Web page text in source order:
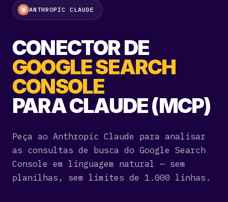
ANTHROPIC CLAUDE
CONECTOR DE
GOOGLE SEARCH
CONSOLE
PARA CLAUDE (MCP)
Peça ao Anthropic Claude para analisar
as consultas de busca do Google Search
Console em linguagem natural — sem
planilhas, sem limites de 1.000 linhas.